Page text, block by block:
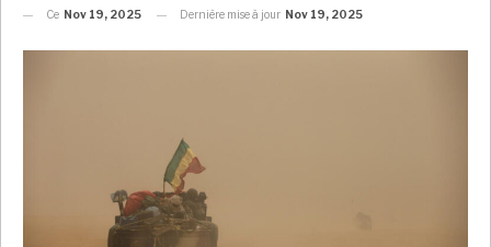
Ce Nov 19, 2025 Dernière mise à jour Nov 19, 2025